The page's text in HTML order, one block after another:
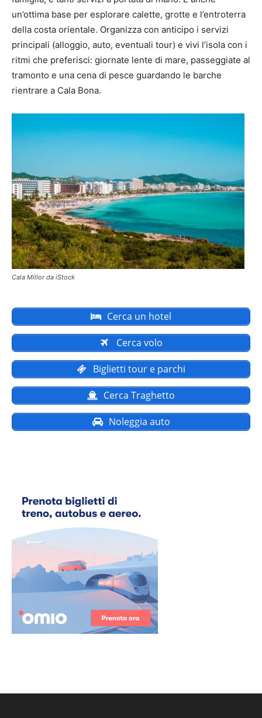
un’ottima base per esplorare calette, grotte e l’entroterra
della costa orientale. Organizza con anticipo i servizi
principali (alloggio, auto, eventuali tour) e vivi l’isola con i
ritmi che preferisci: giornate lente di mare, passeggiate al
tramonto e una cena di pesce guardando le barche
rientrare a Cala Bona.
Cala Millor da iStock
Cerca un hotel
Cerca volo
Biglietti tour e parchi
Cerca Traghetto
Noleggia auto